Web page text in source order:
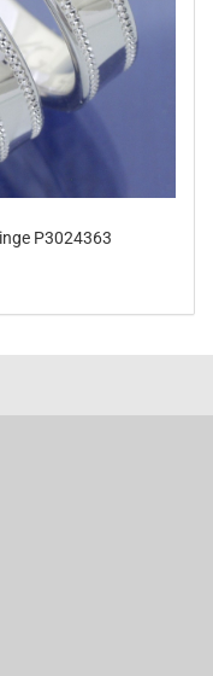
P3024363